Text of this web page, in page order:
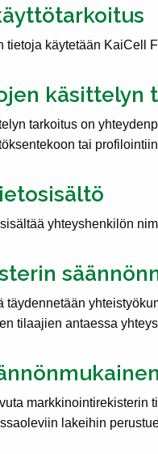
tietoja käytetään KaiCell
käsittelyn
tarkoitus on
tai
yhteyshenkilön
täydennetään
tilaajien antaessa
markkinointirekisterin
lakeihin